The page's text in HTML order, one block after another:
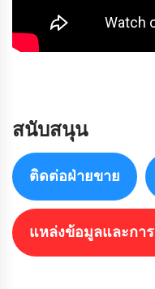
สนับสนุน
ติดต่อฝ่ายขาย
แหล่งข้อมูลและกา